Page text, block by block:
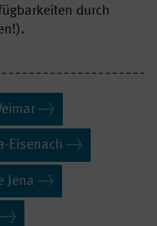
durch
Eisenach
Jena